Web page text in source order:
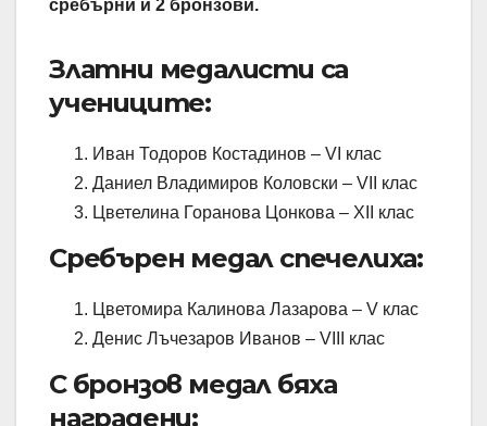
сребърни и 2 бронзови.
Златни медалисти са
учениците:
Иван Тодоров Костадинов – VI клас
Даниел Владимиров Коловски – VII клас
Цветелина Горанова Цонкова – XII клас
Сребърен медал спечелиха:
Цветомира Калинова Лазарова – V клас
Денис Лъчезаров Иванов – VIII клас
С бронзов медал бяха
наградени: